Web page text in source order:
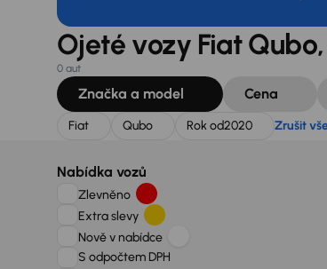
Ojeté vozy Fiat
0 aut
Značka a model Cena
Fiat Qubo Rok od2020 Zrušit
Nabídka vozů
Zlevněno
Extra slevy
Nově v nabídce
S odpočtem DPH